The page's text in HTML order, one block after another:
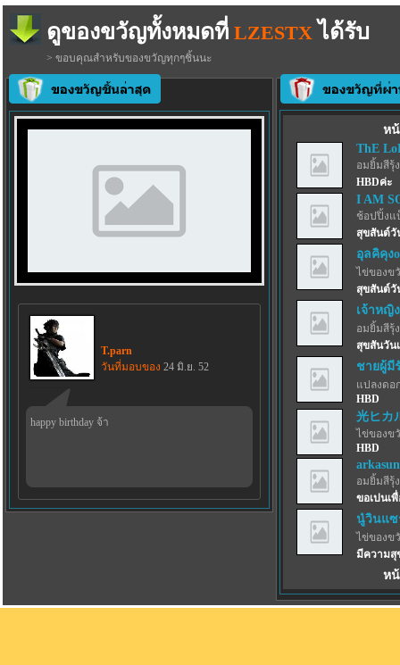
ดูของขวัญทั้งหมดที่ LZESTX ได้รับ
> ขอบคุณสำหรับของขวัญทุกๆชิ้นนะ
T.parn
วันที่มอบของ 24 มิ.ย. 52
happy birthday จ้า
ห
ThE
อมยิ้มสีรุ้ง
HBDค่ะ
I AM
ช้อปปิ้งแ
สุขสันต์วั
อุลคิคุง
ไข่ของข
สุขสันต์วั
เจ้าหญิ
อมยิ้มสีรุ้ง
สุขสันวัน
ชายผู้มี
แปลงดอ
HBD
光ヒカ
ไข่ของข
HBD
อมยิ้มสีรุ้ง
ขอเปนเ
นู๋วินแซ
ไข่ของข
มีความสุ
ห